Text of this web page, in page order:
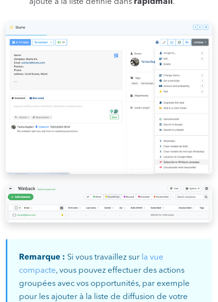
Remarque : Si vous travaillez sur la vue
compacte, vous pouvez effectuer des actions
groupées avec vos opportunités, par exemple
pour les ajouter à la liste de diffusion de votre